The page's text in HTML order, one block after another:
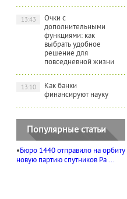
Очки с
дополнительными
функциями: как
выбрать удобное
решение для
повседневной жизни
13:43
Как банки
финансируют науку
13:10
Популярные статьи
•Бюро 1440 отправило на орбиту
новую партию спутников Ра ...